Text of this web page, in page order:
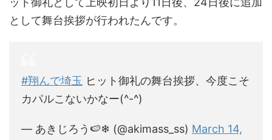
として舞台挨拶が行われたんです。
#翔んで埼玉 ヒット御礼の舞台挨拶、今度こそ
カパルこないかなー(^-^)
— あきじろう🍉❄ (@akimass_ss) March 14,